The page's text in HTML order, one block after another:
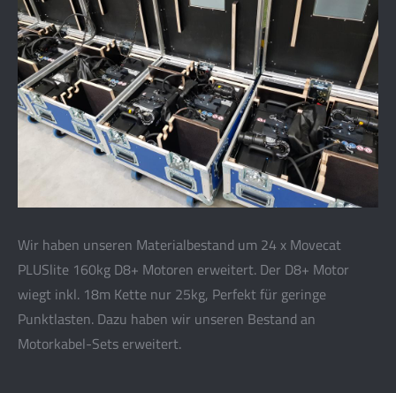
Wir haben unseren Materialbestand um 24 x Movecat
PLUSlite 160kg D8+ Motoren erweitert. Der D8+ Motor
wiegt inkl. 18m Kette nur 25kg, Perfekt für geringe
Punktlasten. Dazu haben wir unseren Bestand an
Motorkabel-Sets erweitert.